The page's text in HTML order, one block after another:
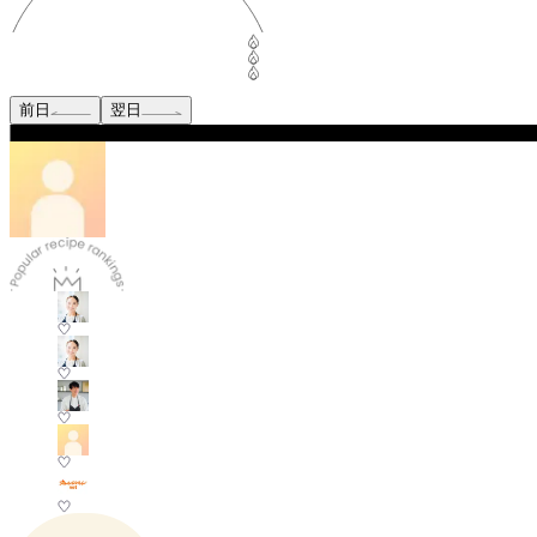
前日 翌日